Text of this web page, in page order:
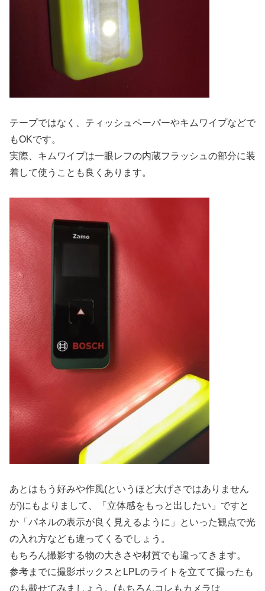
テープではなく、ティッシュペーパーやキムワイプなどで
もOKです。
実際、キムワイプは一眼レフの内蔵フラッシュの部分に装
着して使うことも良くあります。
あとはもう好みや作風(というほど大げさではありません
が)にもよりまして、「立体感をもっと出したい」ですと
か「パネルの表示が良く見えるように」といった観点で光
の入れ方なども違ってくるでしょう。
もちろん撮影する物の大きさや材質でも違ってきます。
参考までに撮影ボックスとLPLのライトを立てて撮ったも
のも載せてみましょう。(もちろんコレもカメラは